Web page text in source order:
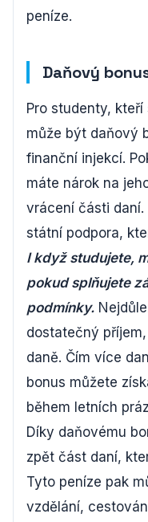
peníze.
Daňový
Pro studenty,
může být daňový
finanční injekcí.
máte nárok na
vrácení části daní.
státní podpora,
I když studujete,
pokud splňujete
podmínky.
dostatečný
daně. Čím více
bonus můžete
během letních
Díky daňovému
zpět část daní,
Tyto peníze pak
vzdělání,